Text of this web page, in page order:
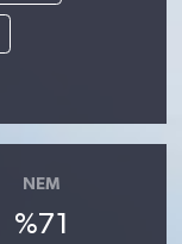
NEM
%71